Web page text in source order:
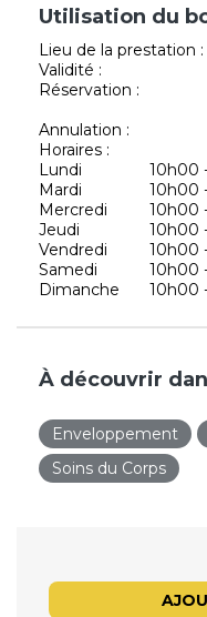
Utilisation du
Lieu de la prestation :
Validité :
Réservation :
Annulation :
Horaires :
Lundi
10h00
Mardi
10h00
Mercredi
10h00
Jeudi
10h00
Vendredi
10h00
Samedi
10h00
Dimanche
10h00
À découvrir
Enveloppement
Soins du Corps